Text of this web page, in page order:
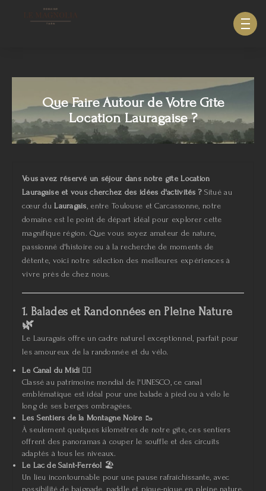
Que Faire Autour de Votre Gîte
Location Lauragaise ?
Vous avez réservé un séjour dans notre gîte Location
Lauragaise et vous cherchez des idées d'activités ?Situé au
cœur duLauragais, entre Toulouse et Carcassonne, notre
domaine est le point de départ idéal pour explorer cette
magnifique région. Que vous soyez amateur de nature,
passionné d'histoire ou à la recherche de moments de
détente, voici notre sélection des meilleures expériences à
vivre près de chez nous.
1. Balades et Randonnées en Pleine Nature
🌿
Le Lauragais offre un cadre naturel exceptionnel, parfait pour
les amoureux de la randonnée et du vélo.
Le Canal du Midi 🚴‍♂️
Classé au patrimoine mondial de l'UNESCO, ce canal
emblématique est idéal pour une balade à pied ou à vélo le
long de ses berges ombragées.
Les Sentiers de la Montagne Noire 🥾
À seulement quelques kilomètres de notre gîte, ces sentiers
offrent des panoramas à couper le souffle et des circuits
adaptés à tous les niveaux.
Le Lac de Saint-Ferréol 🏖️
Un lieu incontournable pour une pause rafraîchissante, avec
possibilité de baignade, paddle et pique-nique en pleine nature.